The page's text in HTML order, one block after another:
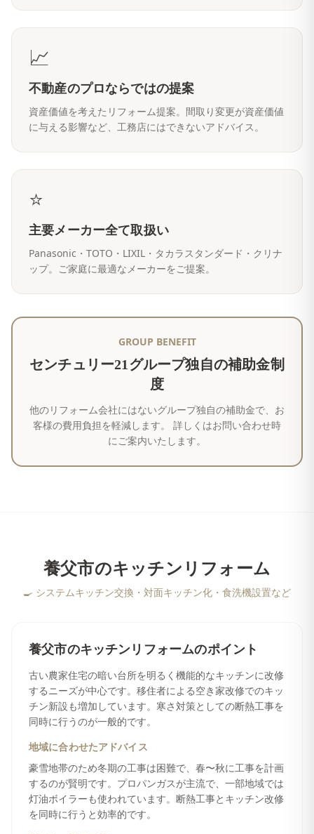
📈
不動産のプロならではの提案
資産価値を考えたリフォーム提案。間取り変更が資産価値
に与える影響など、工務店にはできないアドバイス。
⭐
主要メーカー全て取扱い
Panasonic・TOTO・LIXIL・タカラスタンダード・クリナ
ップ。ご家庭に最適なメーカーをご提案。
GROUP BENEFIT
センチュリー21グループ独自の補助金制
度
他のリフォーム会社にはないグループ独自の補助金で、お
客様の費用負担を軽減します。 詳しくはお問い合わせ時
にご案内いたします。
養父市のキッチンリフォーム
🍳 システムキッチン交換・対面キッチン化・食洗機設置など
養父市のキッチンリフォームのポイント
古い農家住宅の暗い台所を明るく機能的なキッチンに改修
するニーズが中心です。移住者による空き家改修でのキッ
チン新設も増加しています。寒さ対策としての断熱工事を
同時に行うのが一般的です。
地域に合わせたアドバイス
豪雪地帯のため冬期の工事は困難で、春〜秋に工事を計画
するのが賢明です。プロパンガスが主流で、一部地域では
灯油ボイラーも使われています。断熱工事とキッチン改修
を同時に行うと効率的です。